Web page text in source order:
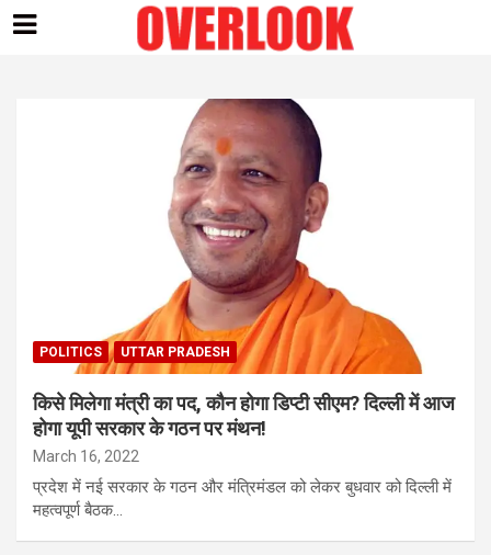
POLITICS UTTAR PRADESH
किसे मिलेगा मंत्री का पद, कौन होगा डिप्टी सीएम? दिल्ली में आज
होगा यूपी सरकार के गठन पर मंथन!
March 16, 2022
प्रदेश में नई सरकार के गठन और मंत्रिमंडल को लेकर बुधवार को दिल्ली में
महत्वपूर्ण बैठक…